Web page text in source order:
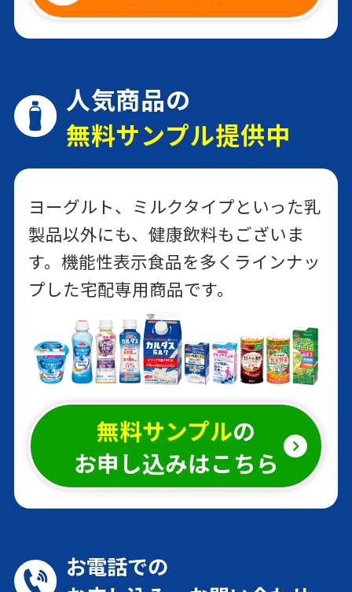
森永 記憶対策ヨーグルト
カラダ強くする
ヨーグルト
カラダ強くする
森永カルダスミルク 450ml
森永の栄養ミルク
充実野菜 緑黄色野菜120g分
とたっぷり食物繊維
国産玄米仕込み
まろやか黒酢
グルコサミンプラス
カテゴリから探す
お悩みから探す
栄養成分から探す
人気商品の
無料サンプル提供中
ヨーグルト、ミルクタイプといった乳
製品以外にも、健康飲料もございま
す。機能性表示食品を多くラインナッ
プした宅配専用商品です。
無料サンプルの
お申し込みはこちら
お電話での